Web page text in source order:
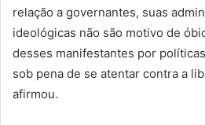
relação a governantes, suas
ideológicas não são motivo de
desses manifestantes por
sob pena de se atentar contra a
afirmou.